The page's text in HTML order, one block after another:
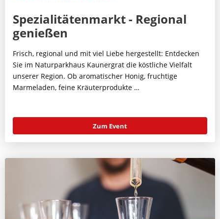
Spezialitätenmarkt - Regional
genießen
Frisch, regional und mit viel Liebe hergestellt: Entdecken
Sie im Naturparkhaus Kaunergrat die köstliche Vielfalt
unserer Region. Ob aromatischer Honig, fruchtige
Marmeladen, feine Kräuterprodukte …
Zum Event